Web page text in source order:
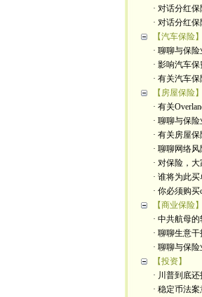
· 对话分红保
· 对话分红保
【汽车保险】
· 聊聊与保
· 影响汽车
· 有关汽车
【房屋保险】
· 有关
· 聊聊与保
· 有关房屋
· 聊聊网络
· 对保险，
· 谁将为此买
· 你必须购
【商业保险】
· 中共航母的
· 聊聊生意干
· 聊聊与保
【投资】
· 川普到底还
· 稳定币法